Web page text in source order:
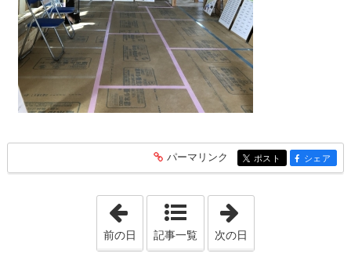
entry180
パーマリンク entry180
ポスト entry180
シェア
「2020年11月22日」
前の日 記事一覧 次の日